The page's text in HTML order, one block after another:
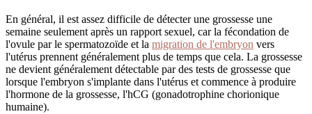
En général, il est assez difficile de détecter une grossesse une
semaine seulement après un rapport sexuel, car la fécondation de
l'ovule par le spermatozoïde et la migration de l'embryon vers
l'utérus prennent généralement plus de temps que cela. La grossesse
ne devient généralement détectable par des tests de grossesse que
lorsque l'embryon s'implante dans l'utérus et commence à produire
l'hormone de la grossesse, l'hCG (gonadotrophine chorionique
humaine).